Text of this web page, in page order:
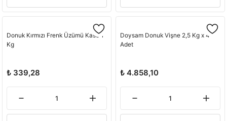
Donuk Kırmızı Frenk Üzümü Kase 1
Kg
₺ 339,28
Doysam Donuk Vişne 2,5 Kg x 4
Adet
₺ 4.858,10